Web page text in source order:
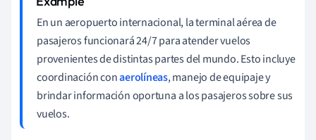
En un aeropuerto internacional, la terminal aérea de
pasajeros funcionará 24/7 para atender vuelos
provenientes de distintas partes del mundo. Esto incluye
coordinación conaerolíneas, manejo de equipaje y
brindar información oportuna a los pasajeros sobre sus
vuelos.